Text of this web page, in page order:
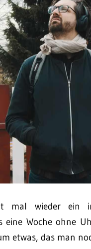
mal wieder ein
Woche ohne
etwas, das man